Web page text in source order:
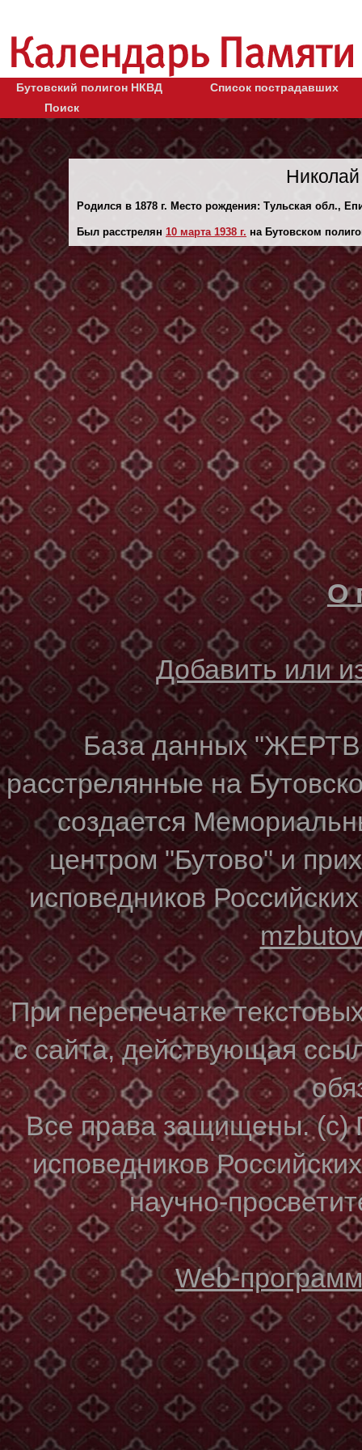
Бутовский полигон НКВД
Список пострадавших
Поиск
Родился в 1878 г. Место рождения: Тульская обл.,
Был расстрелян 10 марта 1938 г. на Бутовском
О
Добавить или
База данных
расстрелянные на
создается
центром "Бутово" и
исповедников
При перепечатке
с сайта, действующая
Все права защищены. (с)
исповедников
научно-
Web-